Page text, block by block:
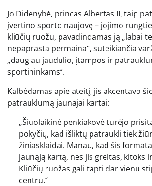
Jo Didenybė, princas Albertas II, taip
įvertino sporto naujovę – jojimo
kliūčių ruožu, pavadindamas ją „labai
nepaprasta permaina“, suteikiančia
„daugiau jaudulio, įtampos ir
sportininkams“.
Kalbėdamas apie ateitį, jis akcentavo
patrauklumą jaunajai kartai:
„Šiuolaikinė penkiakovė turėjo
pokyčių, kad išliktų patraukli tiek
žiniasklaidai. Manau, kad šis
jaunąją kartą, nes jis greitas, kitoks
Kliūčių ruožas gali tapti dar vienu
centru.“